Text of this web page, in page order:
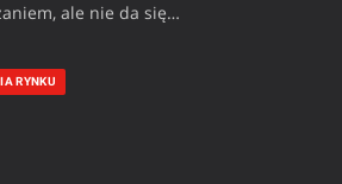
ale nie da się…
RYNKU